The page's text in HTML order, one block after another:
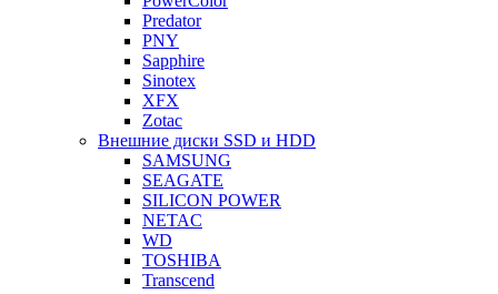
Predator
PNY
Sapphire
Sinotex
XFX
Zotac
Внешние диски SSD и HDD
SAMSUNG
SEAGATE
SILICON POWER
NETAC
WD
TOSHIBA
Transcend